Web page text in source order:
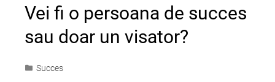
Vei fi o persoana de succes
sau doar un visator?
Succes